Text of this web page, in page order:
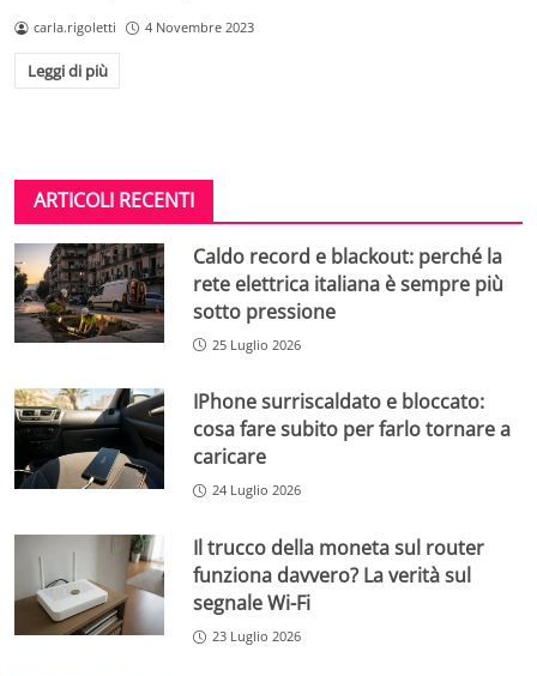
carla.rigoletti 4 Novembre 2023
Leggi di più
ARTICOLI RECENTI
Caldo record e blackout: perché la
rete elettrica italiana è sempre più
sotto pressione
25 Luglio 2026
IPhone surriscaldato e bloccato:
cosa fare subito per farlo tornare a
caricare
24 Luglio 2026
Il trucco della moneta sul router
funziona davvero? La verità sul
segnale Wi-Fi
23 Luglio 2026